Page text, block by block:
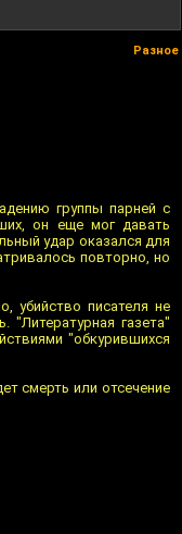
Разное
группы парней с
он еще мог давать
удар оказался для
повторно, но
убийство писателя не
"Литературная газета"
"обкурившихся
смерть или отсечение